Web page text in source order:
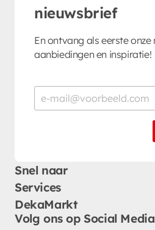
nieuwsbrief
En ontvang als eerste
aanbiedingen en inspiratie!
Snel naar
Services
DekaMarkt
Volg ons op Social Media